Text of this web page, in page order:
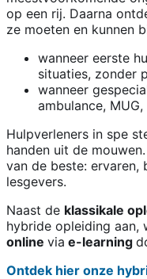
op een rij. Daarna
ze moeten en kunnen
wanneer eerste
situaties, zonder
wanneer
ambulance,
Hulpverleners in spe
handen uit de
van de beste: ervaren,
lesgevers.
Naast de klassikale
hybride opleiding aan,
online via e-learning
Ontdek hier onze